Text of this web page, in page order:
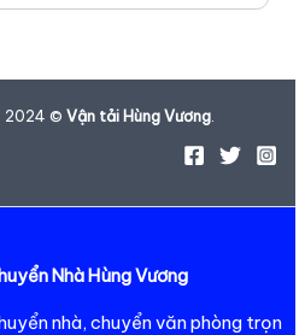
2024 © Vận tải Hùng Vương.
Nhà Hùng Vương
nhà, chuyển văn phòng trọn